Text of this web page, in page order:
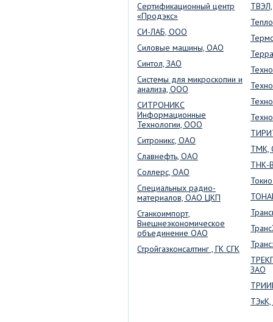
Сертификационный центр
«Продэкс»
СИ-ЛАБ, OOO
Силовые машины, ОАО
Синтол, ЗАО
Системы для микроскопии и
анализа, ООО
СИТРОНИКС
Информационные
Технологии, ООО
Ситроникс, ОАО
Славнефть, ОАО
Соллерс, ОАО
Специальных радио-
материалов, ОАО ЦКП
Станкоимпорт,
Внешнеэкономическое
объединение ОАО
Стройгазконсалтинг , ГК СГК
ТМК,
ТНК-
ЗАО